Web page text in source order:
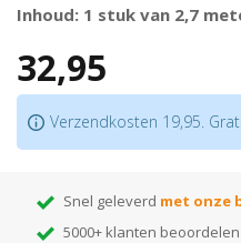
Superieure plakkracht
Duo-hoeklijnprofielen en
verkrijgbaar in dezekleur
Let op:houd rekening met +/- 5%
Inhoud: 1 stuk van 2,7
32,95
Verzendkosten 19,95.
Snel geleverd met onze
5000+ klanten